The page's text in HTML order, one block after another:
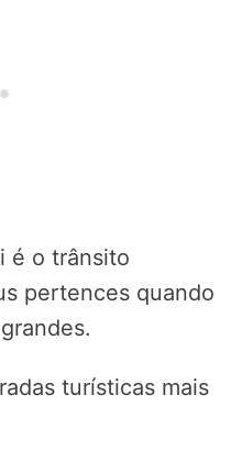
é o trânsito
pertences quando
turísticas mais